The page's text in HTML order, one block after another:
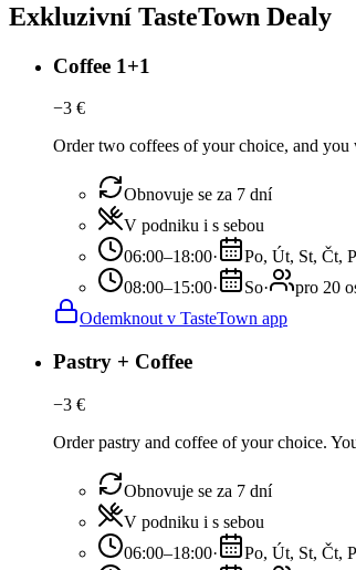
Exkluzivní TasteTown Dealy
Coffee 1+1
−3 €
Order two coffees of your choice, and
Obnovuje se za 7 dní
V podniku i s sebou
06:00–18:00· Po, Út, St, Čt,
08:00–15:00· So·
pro 20
Odemknout v TasteTown app
Pastry + Coffee
−3 €
Order pastry and coffee of your choice.
Obnovuje se za 7 dní
V podniku i s sebou
06:00–18:00· Po, Út, St, Čt,